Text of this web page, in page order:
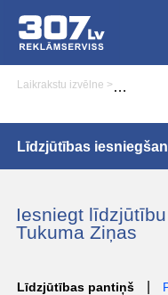
Laikrakstu izvēlne >
Līdzjūtības
Iesniegt
Tukuma Ziņas
Līdzjūtības pantiņš